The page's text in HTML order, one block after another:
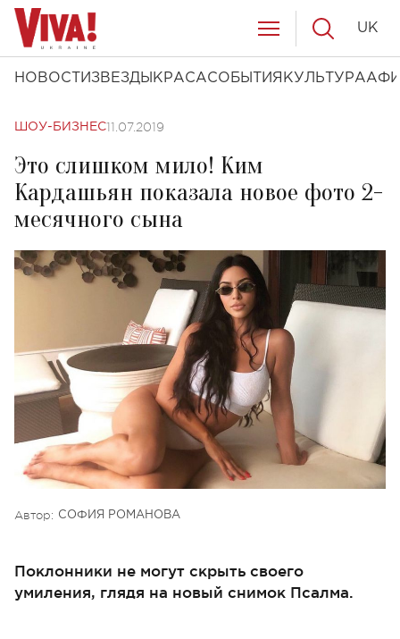
НОВОСТИ ЗВЕЗДЫ КРАСАСОБЫТИЯ КУЛЬТУРА
UK
ШОУ-БИЗНЕС11.07.2019
Это слишком мило! Ким
Кардашьян показала новое фото 2-
месячного сына
Автор: СОФИЯ РОМАНОВА
Поклонники не могут скрыть своего
умиления, глядя на новый снимок Псалма.